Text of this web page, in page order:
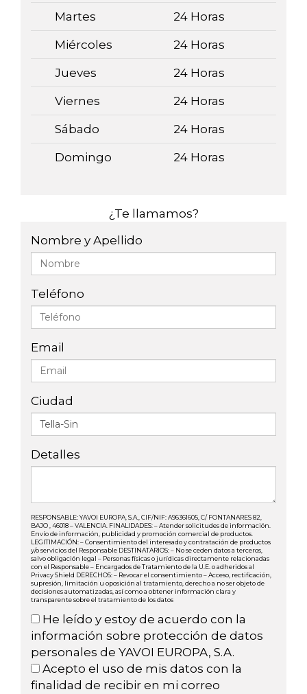
Martes 24 Horas
Miércoles 24 Horas
Jueves 24 Horas
Viernes 24 Horas
Sábado 24 Horas
Domingo 24 Horas
¿Te llamamos?
Nombre y Apellido
Teléfono
Email
Ciudad
Detalles
RESPONSABLE: YAVOI EUROPA, S.A., CIF/NIF: A96361605, C/ FONTANARES 82,
BAJO , 46018 – VALENCIA. FINALIDADES: – Atender solicitudes de información.
Envío de información, publicidad y promoción comercial de productos.
LEGITIMACIÓN: – Consentimiento del interesado y contratación de productos
y/o servicios del Responsable DESTINATARIOS: – No se ceden datos a terceros,
salvo obligación legal – Personas físicas o jurídicas directamente relacionadas
con el Responsable – Encargados de Tratamiento de la U.E. o adheridos al
Privacy Shield DERECHOS: – Revocar el consentimiento – Acceso, rectificación,
supresión, limitación u oposición al tratamiento, derecho a no ser objeto de
decisiones automatizadas, así como a obtener información clara y
transparente sobre el tratamiento de los datos
He leído y estoy de acuerdo con la
información sobre protección de datos
personales de YAVOI EUROPA, S.A.
Acepto el uso de mis datos con la
finalidad de recibir en mi correo